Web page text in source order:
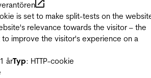
is set to make split-tests on the
relevance towards the visitor – the
improve the visitor's experience on a
årTyp: HTTP-cookie